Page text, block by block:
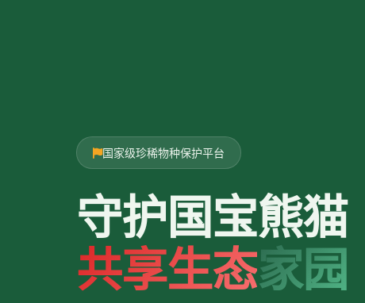
国家级珍稀物种保护平台
守护国宝熊猫
共享生态家园